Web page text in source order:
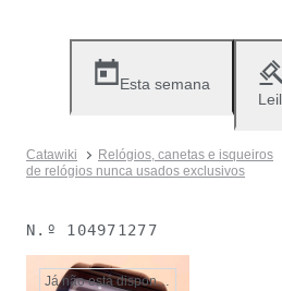
Esta semana
Catawiki Relógios, canetas e isqueiros
de relógios nunca usados exclusivos
N.º 104971277
Já não está disponível